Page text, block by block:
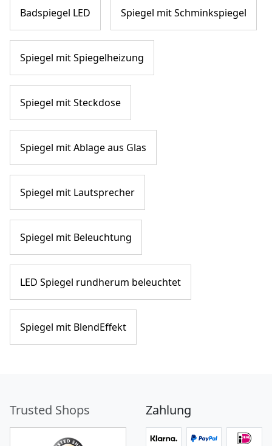
Badspiegel LED Spiegel mit Schminkspiegel
Spiegel mit Spiegelheizung
Spiegel mit Steckdose
Spiegel mit Ablage aus Glas
Spiegel mit Lautsprecher
Spiegel mit Beleuchtung
LED Spiegel rundherum beleuchtet
Spiegel mit BlendEffekt
Trusted Shops Zahlung